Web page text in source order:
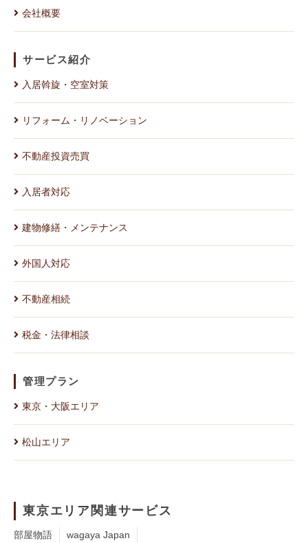
会社概要
サービス紹介
入居斡旋・空室対策
リフォーム・リノベーション
不動産投資売買
入居者対応
建物修繕・メンテナンス
外国人対応
不動産相続
税金・法律相談
管理プラン
東京・大阪エリア
松山エリア
東京エリア関連サービス
部屋物語 wagaya Japan